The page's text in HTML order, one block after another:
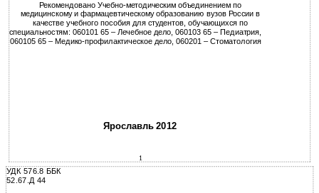
Рекомендовано Учебно-методическим объединением по
медицинскому и фармацевтическому образованию вузов России в
качестве учебного пособия для студентов, обучающихся по
специальностям: 060101 65 – Лечебное дело, 060103 65 – Педиатрия,
060105 65 – Медико-профилактическое дело, 060201 – Стоматология
Ярославль 2012
1
УДК 576.8 ББК
52.67.Д 44